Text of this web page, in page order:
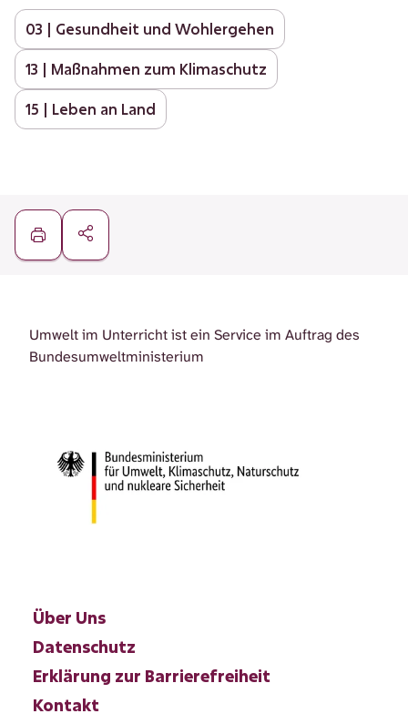
03 | Gesundheit und Wohlergehen
13 | Maßnahmen zum Klimaschutz
15 | Leben an Land
Umwelt im Unterricht ist ein Service im Auftrag des
Bundesumweltministerium
Über Uns
Datenschutz
Erklärung zur Barrierefreiheit
Kontakt